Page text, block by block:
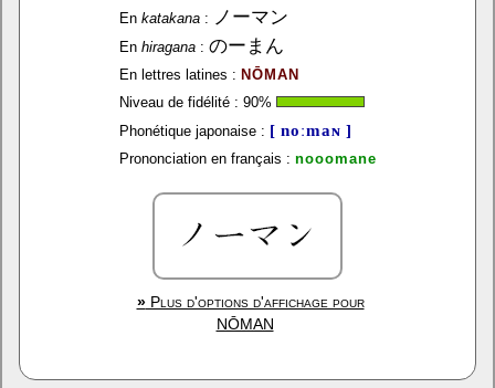
En katakana: ノーマン
En hiragana: のーまん
En lettres latines : NŌMAN
Niveau de fidélité : 90%
Phonétique japonaise : [ noːmaɴ ]
Prononciation en français : nooomane
»Plus d'options d'affichage pour
NŌMAN